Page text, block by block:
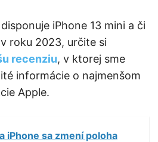
iPhone 13 mini a či
roku 2023, určite si
recenziu, v ktorej sme
informácie o najmenšom
Apple.
iPhone sa zmení poloha